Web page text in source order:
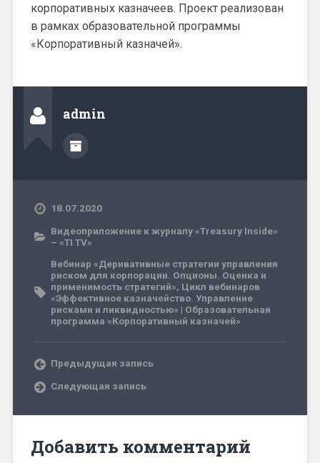
корпоративных казначеев. Проект реализован
в рамках образовательной программы
«Корпоративный казначей».
admin
18.07.2020
Видеоприложение к журналу «Treasury Inside»
– «TI TV»
Вебинар «Деривативные стратегии управления
риском для корпорации. Опционы. Оценка и
применимость стратегий», Цикл вебинаров
«Эффективное казначейство. Управление
рисками и ликвидностью» | Образовательная
программа «Корпоративный казначей»
Предыдущая запись
Следующая запись
Добавить комментарий